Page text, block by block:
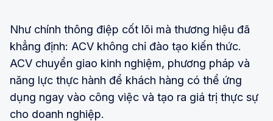
Như chính thông điệp cốt lõi mà thương hiệu đã
khẳng định: ACV không chỉ đào tạo kiến thức.
ACV chuyển giao kinh nghiệm, phương pháp và
năng lực thực hành để khách hàng có thể ứng
dụng ngay vào công việc và tạo ra giá trị thực sự
cho doanh nghiệp.